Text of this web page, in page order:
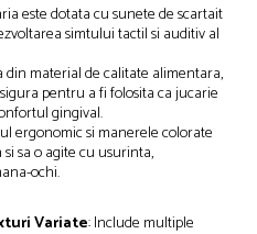
este dotata cu sunete de scartait
simtului tactil si auditiv al
din material de calitate alimentara,
pentru a fi folosita ca jucarie
gingival.
ergonomic si manerele colorate
sa o agite cu usurinta,
ochi.
Variate: Include multiple